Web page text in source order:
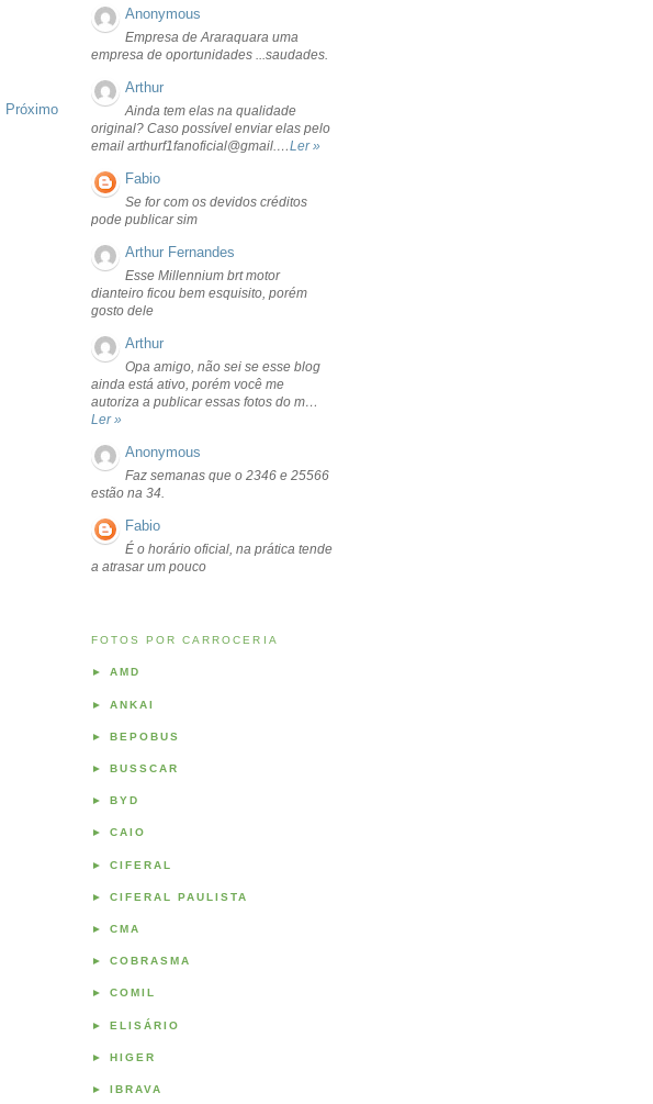
Próximo
Anonymous
Empresa de Araraquara uma
empresa de oportunidades ...saudades.
Arthur
Ainda tem elas na qualidade
original? Caso possível enviar elas pelo
email arthurf1fanoficial@gmail.…Ler »
Fabio
Se for com os devidos créditos
pode publicar sim
Arthur Fernandes
Esse Millennium brt motor
dianteiro ficou bem esquisito, porém
gosto dele
Arthur
Opa amigo, não sei se esse blog
ainda está ativo, porém você me
autoriza a publicar essas fotos do m…
Ler »
Anonymous
Faz semanas que o 2346 e 25566
estão na 34.
Fabio
É o horário oficial, na prática tende
a atrasar um pouco
FOTOS POR CARROCERIA
► AMD
► ANKAI
► BEPOBUS
► BUSSCAR
► BYD
► CAIO
► CIFERAL
► CIFERAL PAULISTA
► CMA
► COBRASMA
► COMIL
► ELISÁRIO
► HIGER
► IBRAVA